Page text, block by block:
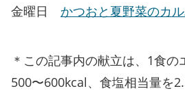
金曜日 かつおと夏野菜のカ
＊この記事内の献立は、1食の
500〜600kcal、食塩相当量を